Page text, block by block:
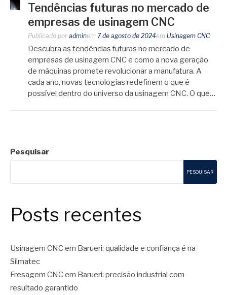
Tendências futuras no mercado de
empresas de usinagem CNC
Publicado por adminem 7 de agosto de 2024em Usinagem CNC
Descubra as tendências futuras no mercado de
empresas de usinagem CNC e como a nova geração
de máquinas promete revolucionar a manufatura. A
cada ano, novas tecnologias redefinem o que é
possível dentro do universo da usinagem CNC. O que…
Pesquisar
PESQUISAR
Posts recentes
Usinagem CNC em Barueri: qualidade e confiança é na
Silmatec
Fresagem CNC em Barueri: precisão industrial com
resultado garantido